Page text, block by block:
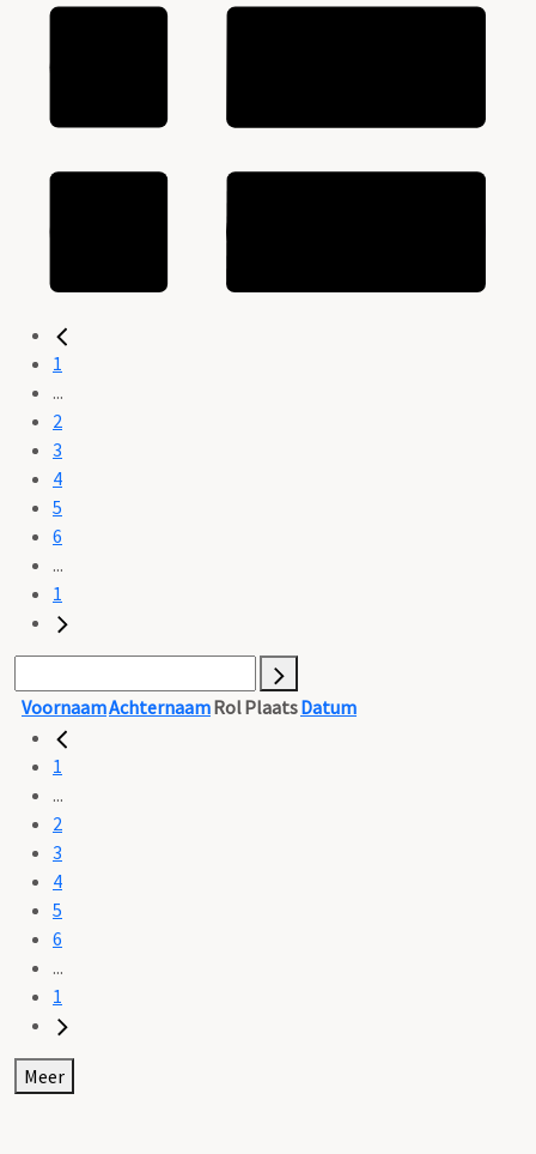
1
...
2
3
4
5
6
...
1
VoornaamAchternaamRolPlaatsDatum
1
...
2
3
4
5
6
...
1
Meer